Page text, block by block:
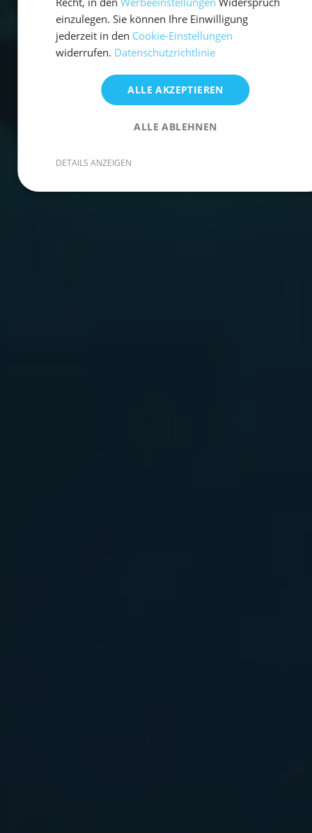
einzulegen. Sie können Ihre Einwilligung
jederzeit in den Cookie-Einstellungen
widerrufen. Datenschutzrichtlinie
ALLE AKZEPTIEREN
ALLE ABLEHNEN
DETAILS ANZEIGEN